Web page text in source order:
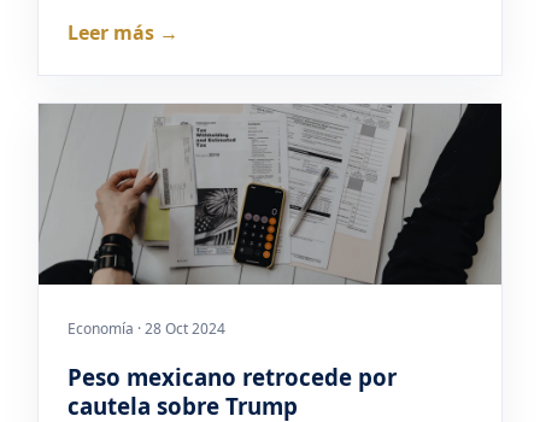
Leer más →
Economía · 28 Oct 2024
Peso mexicano retrocede por
cautela sobre Trump